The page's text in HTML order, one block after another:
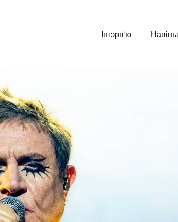
Інтэрв’ю Навіны